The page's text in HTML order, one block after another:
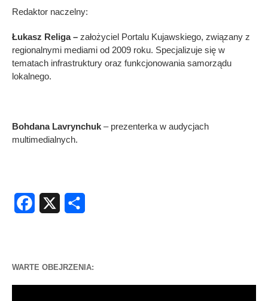
Redaktor naczelny:
Łukasz Religa – założyciel Portalu Kujawskiego, związany z
regionalnymi mediami od 2009 roku. Specjalizuje się w
tematach infrastruktury oraz funkcjonowania samorządu
lokalnego.
Bohdana Lavrynchuk – prezenterka w audycjach
multimedialnych.
Facebook
WARTE OBEJRZENIA: